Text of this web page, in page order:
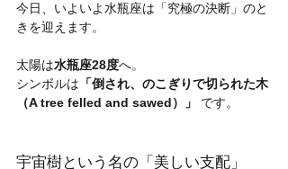
今日、いよいよ水瓶座は「究極の決断」のと
きを迎えます。
太陽は水瓶座28度へ。
シンボルは 「倒され、のこぎりで切られた木
（A tree felled and sawed）」
です。
宇宙樹という名の「美しい支配」